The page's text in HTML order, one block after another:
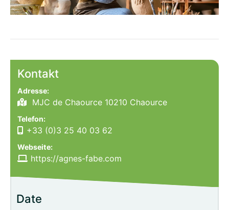
Kontakt
Adresse:
MJC de Chaource 10210 Chaource
Telefon:
+33 (0)3 25 40 03 62
Webseite:
https://agnes-fabe.com
Date